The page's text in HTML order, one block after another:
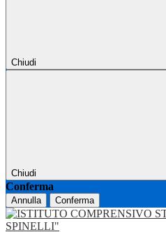
Chiudi
Chiudi
Conferma
Annulla Conferma